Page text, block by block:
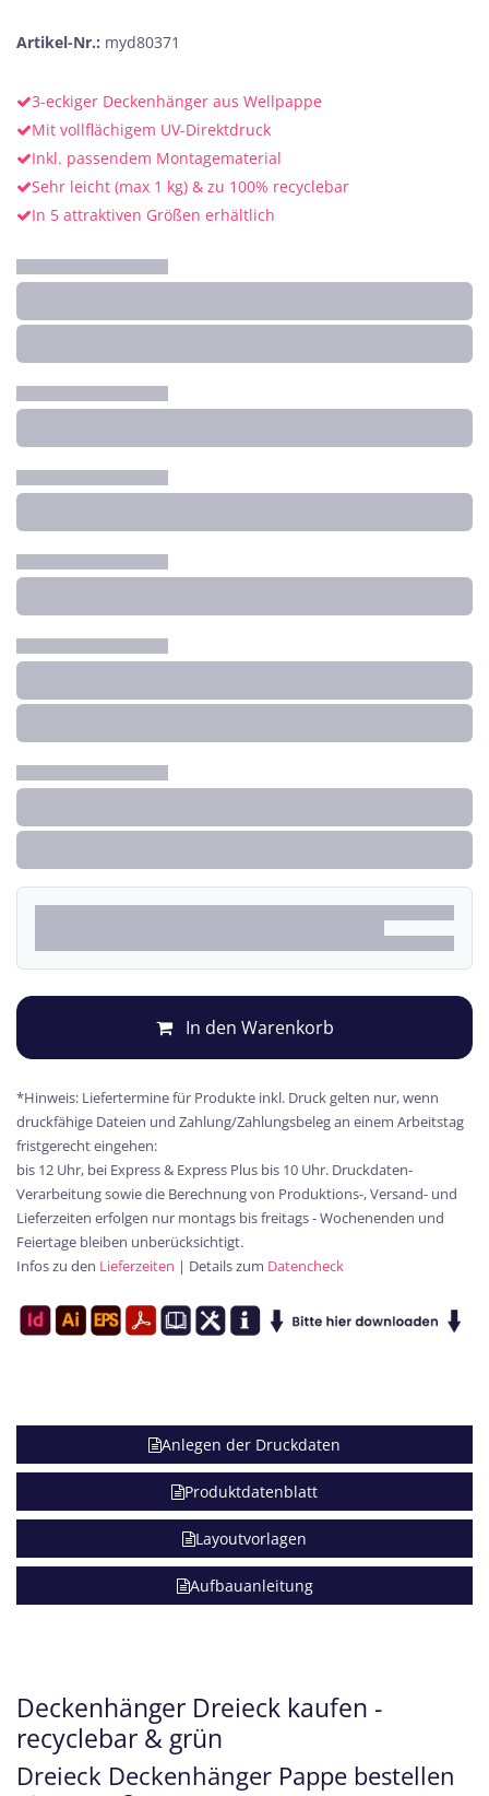
Artikel-Nr.: myd80371
3-eckiger Deckenhänger aus Wellpappe
Mit vollflächigem UV-Direktdruck
Inkl. passendem Montagematerial
Sehr leicht (max 1 kg) & zu 100% recyclebar
In 5 attraktiven Größen erhältlich
In den Warenkorb
*Hinweis: Liefertermine für Produkte inkl. Druck gelten nur, wenn
druckfähige Dateien und Zahlung/Zahlungsbeleg an einem Arbeitstag
fristgerecht eingehen:
bis 12 Uhr, bei Express & Express Plus bis 10 Uhr. Druckdaten-
Verarbeitung sowie die Berechnung von Produktions-, Versand- und
Lieferzeiten erfolgen nur montags bis freitags - Wochenenden und
Feiertage bleiben unberücksichtigt.
Infos zu den Lieferzeiten | Details zum Datencheck
Anlegen der Druckdaten
Produktdatenblatt
Layoutvorlagen
Aufbauanleitung
Deckenhänger Dreieck kaufen -
recyclebar & grün
Dreieck Deckenhänger Pappe bestellen